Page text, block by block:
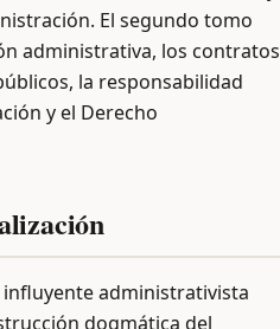
El segundo tomo
administrativa, los contratos
la responsabilidad
y el Derecho
influyente administrativista
dogmática del